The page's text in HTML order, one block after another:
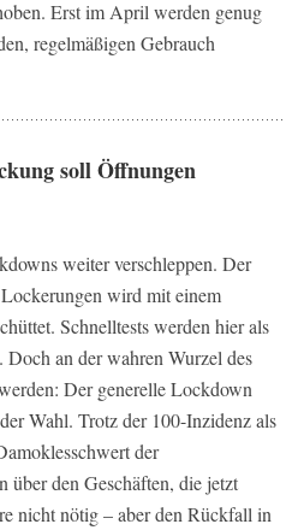
Erst im April werden genug
regelmäßigen Gebrauch
soll Öffnungen
weiter verschleppen. Der
wird mit einem
Schnelltests werden hier als
Doch an der wahren Wurzel des
Der generelle Lockdown
Wahl. Trotz der 100-Inzidenz als
der
über den Geschäften, die jetzt
nicht nötig – aber den Rückfall in